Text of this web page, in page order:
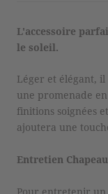
L'accessoire
le soleil.
Léger et élégant,
une promenade
finitions soignées
ajoutera une
Entretien